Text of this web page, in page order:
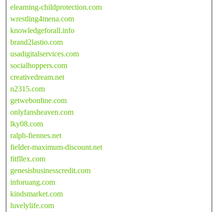
elearning-childprotection.com
wrestling4mena.com
knowledgeforall.info
brand2lastio.com
usadigitalservices.com
socialhoppers.com
creativedream.net
n2315.com
getwebonline.com
onlyfansheaven.com
lky08.com
ralph-fiennes.net
fielder-maximum-discount.net
fitfllex.com
genesisbusinesscredit.com
inforuang.com
kindsmarket.com
luvelylife.com